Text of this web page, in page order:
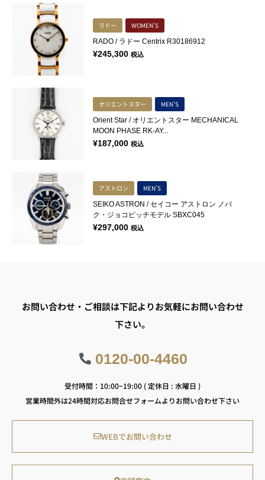
ラドー WOMEN'S
RADO / ラドー Centrix R30186912
¥245,300 税込
オリエントスター MEN'S
Orient Star / オリエントスター MECHANICAL
MOON PHASE RK-AY...
¥187,000 税込
アストロン MEN'S
SEIKO ASTRON / セイコー アストロン ノバ
ク・ジョコビッチモデル SBXC045
¥297,000 税込
お問い合わせ・ご相談は下記よりお気軽にお問い合わせ
下さい。
0120-00-4460
受付時間：10:00~19:00 ( 定休日 : 水曜日 )
営業時間外は24時間対応お問合せフォームよりお問い合わせ下さい
WEBでお問い合わせ